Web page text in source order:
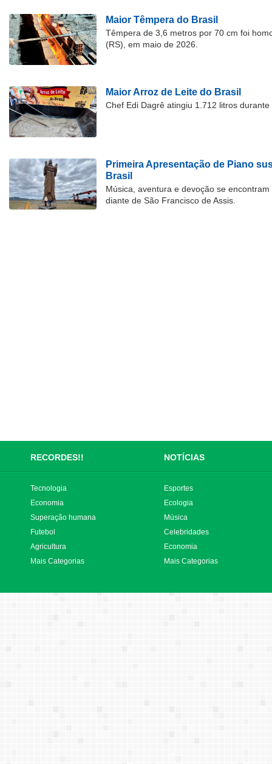
Maior Têmpera do Brasil
Têmpera de 3,6 metros por 70 cm foi
(RS), em maio de 2026.
Maior Arroz de Leite do Brasil
Chef Edi Dagrê atingiu 1.712 litros
Primeira Apresentação de Piano
Brasil
Música, aventura e devoção se
diante de São Francisco de Assis.
RECORDES!! NOTÍCIAS
Tecnologia
Economia
Superação humana
Futebol
Agricultura
Mais Categorias
Esportes
Ecologia
Música
Celebridades
Economia
Mais Categorias